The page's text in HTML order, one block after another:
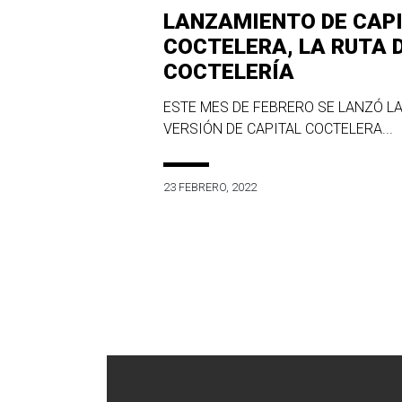
LANZAMIENTO DE
COCTELERA, LA RUTA
COCTELERÍA
ESTE MES DE FEBRERO SE LANZÓ
VERSIÓN DE CAPITAL COCTELERA...
23 FEBRERO, 2022